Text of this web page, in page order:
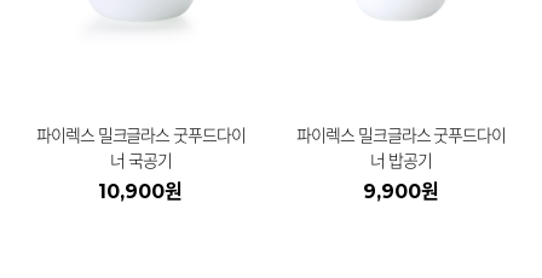
파이렉스 밀크글라스 굿푸드다이
너 국공기
10,900원
파이렉스 밀크글라스 굿푸드다이
너 밥공기
9,900원